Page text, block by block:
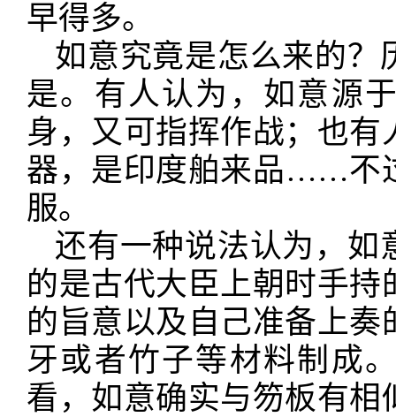
早得多。
如意究竟是怎么来的？
是。有人认为，如意源
身，又可指挥作战；也
器，是印度舶来品……不
服。
还有一种说法认为，如
的是古代大臣上朝时手
的旨意以及自己准备上
牙或者竹子等材料制成
看，如意确实与笏板有